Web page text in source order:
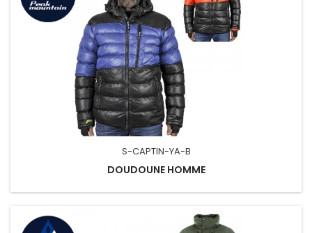
S-CAPTIN-YA-B
DOUDOUNE HOMME